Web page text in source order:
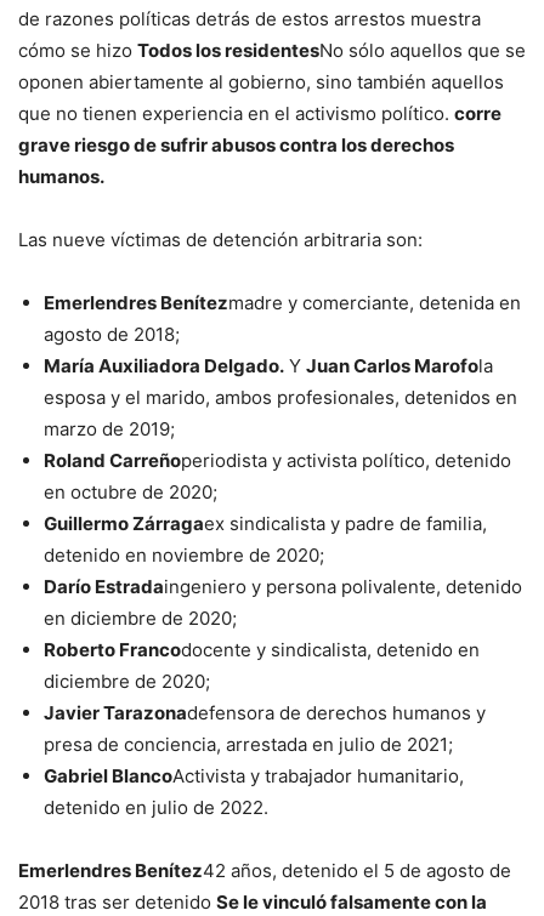
de razones políticas detrás de estos arrestos muestra
cómo se hizo Todos los residentesNo sólo aquellos que se
oponen abiertamente al gobierno, sino también aquellos
que no tienen experiencia en el activismo político. corre
grave riesgo de sufrir abusos contra los derechos
humanos.
Las nueve víctimas de detención arbitraria son:
Emerlendres Benítezmadre y comerciante, detenida en
agosto de 2018;
María Auxiliadora Delgado. Y Juan Carlos Marofola
esposa y el marido, ambos profesionales, detenidos en
marzo de 2019;
Roland Carreñoperiodista y activista político, detenido
en octubre de 2020;
Guillermo Zárragaex sindicalista y padre de familia,
detenido en noviembre de 2020;
Darío Estradaingeniero y persona polivalente, detenido
en diciembre de 2020;
Roberto Francodocente y sindicalista, detenido en
diciembre de 2020;
Javier Tarazonadefensora de derechos humanos y
presa de conciencia, arrestada en julio de 2021;
Gabriel BlancoActivista y trabajador humanitario,
detenido en julio de 2022.
Emerlendres Benítez42 años, detenido el 5 de agosto de
2018 tras ser detenido Se le vinculó falsamente con la